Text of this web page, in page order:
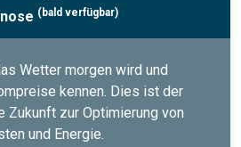
(bald verfügbar)
Wetter morgen wird und
kennen. Dies ist der
Zukunft zur Optimierung von
und Energie.